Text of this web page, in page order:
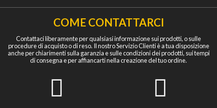
COME CONTATTARCI
Contattaci liberamente per qualsiasi informazione sui prodotti, o sulle
procedure di acquisto o di reso. Il nostro Servizio Clienti è a tua disposizione
anche per chiarimenti sulla garanzia e sulle condizioni dei prodotti, sui tempi
di consegna e per affiancarti nella creazione del tuo ordine.